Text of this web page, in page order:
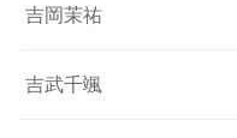
吉岡茉祐
吉武千颯